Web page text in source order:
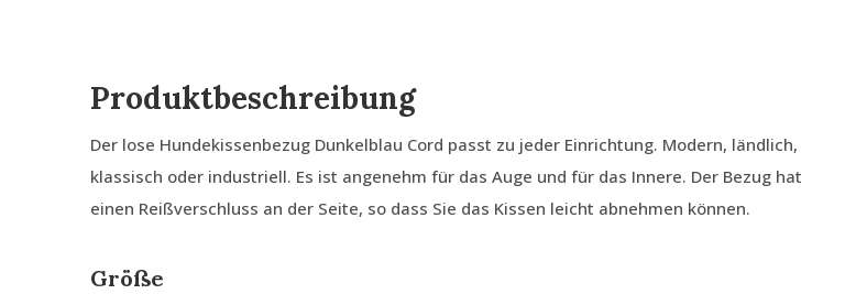
Produktbeschreibung
Der lose Hundekissenbezug Dunkelblau Cord passt zu jeder Einrichtung. Modern, ländlich,
klassisch oder industriell. Es ist angenehm für das Auge und für das Innere. Der Bezug hat
einen Reißverschluss an der Seite, so dass Sie das Kissen leicht abnehmen können.
Größe